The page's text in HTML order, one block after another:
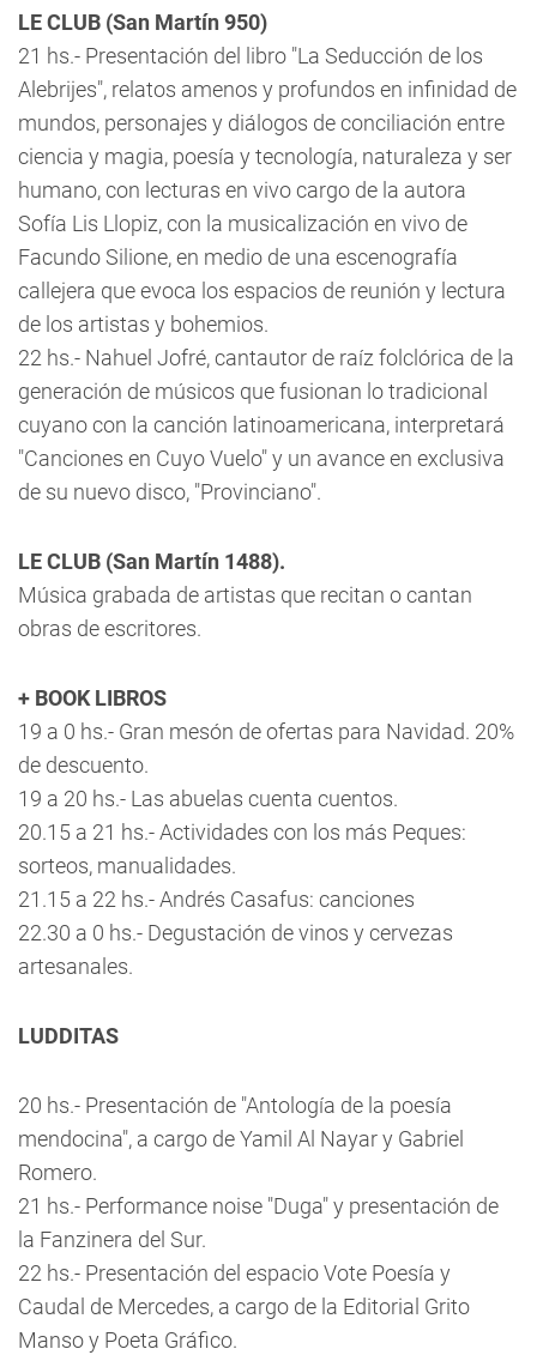
LE CLUB (San Martín 950)
21 hs.- Presentación del libro "La Seducción de los
Alebrijes", relatos amenos y profundos en infinidad de
mundos, personajes y diálogos de conciliación entre
ciencia y magia, poesía y tecnología, naturaleza y ser
humano, con lecturas en vivo cargo de la autora
Sofía Lis Llopiz, con la musicalización en vivo de
Facundo Silione, en medio de una escenografía
callejera que evoca los espacios de reunión y lectura
de los artistas y bohemios.
22 hs.- Nahuel Jofré, cantautor de raíz folclórica de la
generación de músicos que fusionan lo tradicional
cuyano con la canción latinoamericana, interpretará
"Canciones en Cuyo Vuelo" y un avance en exclusiva
de su nuevo disco, "Provinciano".
LE CLUB (San Martín 1488).
Música grabada de artistas que recitan o cantan
obras de escritores.
+ BOOK LIBROS
19 a 0 hs.- Gran mesón de ofertas para Navidad. 20%
de descuento.
19 a 20 hs.- Las abuelas cuenta cuentos.
20.15 a 21 hs.- Actividades con los más Peques:
sorteos, manualidades.
21.15 a 22 hs.- Andrés Casafus: canciones
22.30 a 0 hs.- Degustación de vinos y cervezas
artesanales.
LUDDITAS
20 hs.- Presentación de "Antología de la poesía
mendocina", a cargo de Yamil Al Nayar y Gabriel
Romero.
21 hs.- Performance noise "Duga" y presentación de
la Fanzinera del Sur.
22 hs.- Presentación del espacio Vote Poesía y
Caudal de Mercedes, a cargo de la Editorial Grito
Manso y Poeta Gráfico.